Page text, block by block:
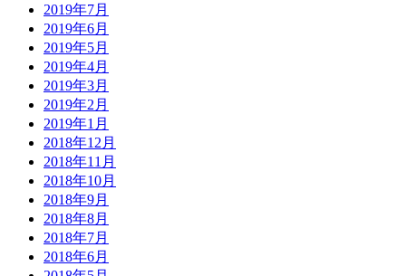
2019年7月
2019年6月
2019年5月
2019年4月
2019年3月
2019年2月
2019年1月
2018年12月
2018年11月
2018年10月
2018年9月
2018年8月
2018年7月
2018年6月